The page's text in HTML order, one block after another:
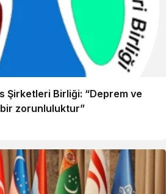
Şirketleri Birliği: “Deprem ve
zorunluluktur”